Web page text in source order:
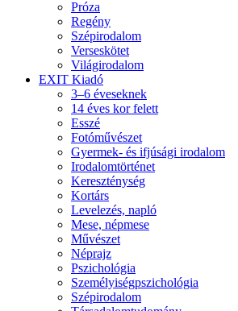
Próza
Regény
Szépirodalom
Verseskötet
Világirodalom
EXIT Kiadó
3–6 éveseknek
14 éves kor felett
Esszé
Fotóművészet
Gyermek- és ifjúsági irodalom
Irodalomtörténet
Kereszténység
Kortárs
Levelezés, napló
Mese, népmese
Művészet
Néprajz
Pszichológia
Személyiségpszichológia
Szépirodalom